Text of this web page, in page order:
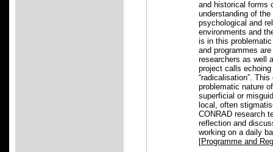
and historical forms
understanding of
psychological and
environments and
is in this
and programmes
researchers as well
project calls
“radicalisation”.
problematic nature
superficial or
local, often
CONRAD research
reflection and
working on a daily
[Programme and